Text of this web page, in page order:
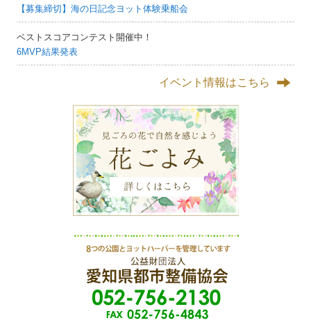
【募集締切】海の日記念ヨット体験乗船会
ベストスコアコンテスト開催中！
6MVP結果発表
イベント情報はこちら